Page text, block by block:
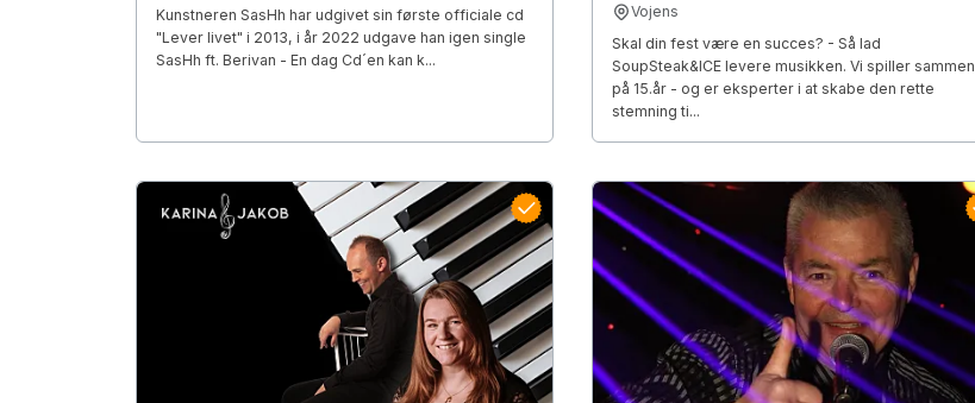
Kunstneren SasHh har udgivet sin første officiale cd
"Lever livet" i 2013, i år 2022 udgave han igen single
SasHh ft. Berivan - En dag Cd´en kan k...
Vojens
Skal din fest være en succes? - Så lad
SoupSteak&ICE levere musikken. Vi spiller sammen
på 15.år - og er eksperter i at skabe den rette
stemning ti...